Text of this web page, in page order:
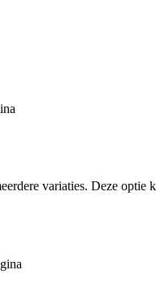
variaties. Deze optie